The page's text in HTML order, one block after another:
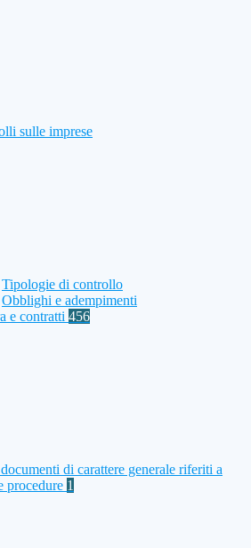
sulle imprese
Tipologie di controllo
Obblighi e adempimenti
e contratti 456
di carattere generale riferiti a
procedure 1